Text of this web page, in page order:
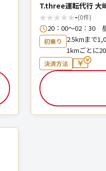
T.three運転代行 大
★★★★★-(0件)
20∶00～02∶30
初乗り
2.5kmまで
1kmごとに
決済方法